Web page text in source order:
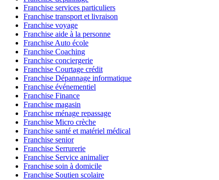
Franchise services particuliers
Franchise transport et livraison
Franchise voyage
Franchise aide à la personne
Franchise Auto école
Franchise Coaching
Franchise conciergerie
Franchise Courtage crédit
Franchise Dépannage informatique
Franchise événementiel
Franchise Finance
Franchise magasin
Franchise ménage repassage
Franchise Micro crèche
Franchise santé et matériel médical
Franchise senior
Franchise Serrurerie
Franchise Service animalier
Franchise soin à domicile
Franchise Soutien scolaire